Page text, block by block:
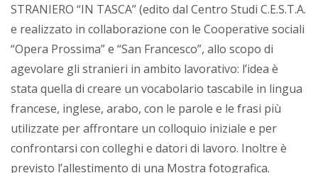
STRANIERO “IN TASCA” (edito dal Centro Studi C.E.S.T.A.
e realizzato in collaborazione con le Cooperative sociali
“Opera Prossima” e “San Francesco”, allo scopo di
agevolare gli stranieri in ambito lavorativo: l’idea è
stata quella di creare un vocabolario tascabile in lingua
francese, inglese, arabo, con le parole e le frasi più
utilizzate per affrontare un colloquio iniziale e per
confrontarsi con colleghi e datori di lavoro. Inoltre è
previsto l’allestimento di una Mostra fotografica.